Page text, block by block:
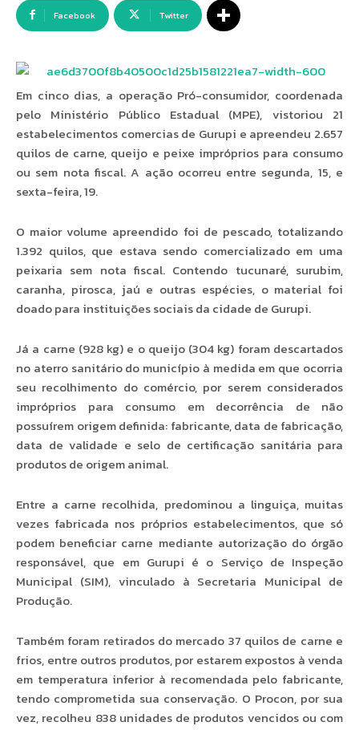
Facebook Twitter
Em cinco dias, a operação Pró-consumidor, coordenada
pelo Ministério Público Estadual (MPE), vistoriou 21
estabelecimentos comercias de Gurupi e apreendeu 2.657
quilos de carne, queijo e peixe impróprios para consumo
ou sem nota fiscal. A ação ocorreu entre segunda, 15, e
sexta-feira, 19.
O maior volume apreendido foi de pescado, totalizando
1.392 quilos, que estava sendo comercializado em uma
peixaria sem nota fiscal. Contendo tucunaré, surubim,
caranha, pirosca, jaú e outras espécies, o material foi
doado para instituições sociais da cidade de Gurupi.
Já a carne (928 kg) e o queijo (304 kg) foram descartados
no aterro sanitário do município à medida em que ocorria
seu recolhimento do comércio, por serem considerados
impróprios para consumo em decorrência de não
possuírem origem definida: fabricante, data de fabricação,
data de validade e selo de certificação sanitária para
produtos de origem animal.
Entre a carne recolhida, predominou a linguiça, muitas
vezes fabricada nos próprios estabelecimentos, que só
podem beneficiar carne mediante autorização do órgão
responsável, que em Gurupi é o Serviço de Inspeção
Municipal (SIM), vinculado à Secretaria Municipal de
Produção.
Também foram retirados do mercado 37 quilos de carne e
frios, entre outros produtos, por estarem expostos à venda
em temperatura inferior à recomendada pelo fabricante,
tendo comprometida sua conservação. O Procon, por sua
vez, recolheu 838 unidades de produtos vencidos ou com